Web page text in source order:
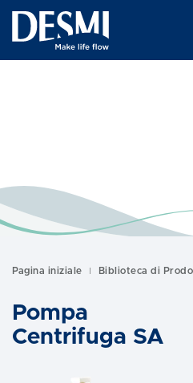
Pagina iniziale Biblioteca di
Pompa
Centrifuga SA